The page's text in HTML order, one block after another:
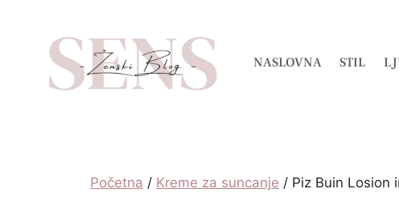
NASLOVNA STIL
Početna / Kreme za suncanje / Piz Buin Losion